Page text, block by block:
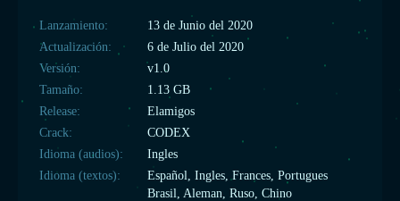
Lanzamiento:
13 de Junio del 2020
Actualización:
6 de Julio del 2020
Versión:
v1.0
Tamaño:
1.13 GB
Release:
Elamigos
Crack:
CODEX
Idioma (audios):
Ingles
Idioma (textos):
Español, Ingles, Frances, Portugues
Brasil, Aleman, Ruso, Chino